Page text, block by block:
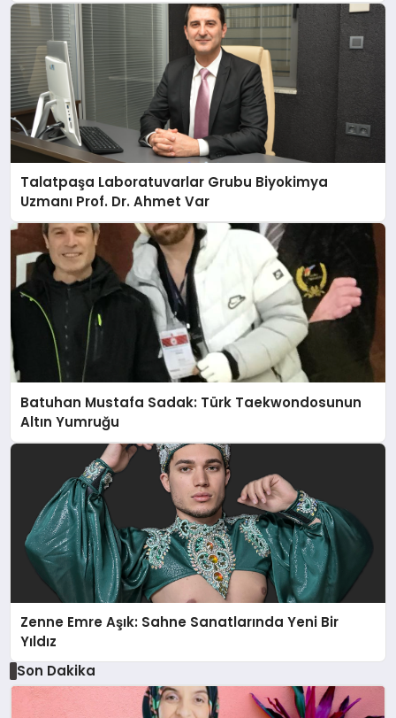
Talatpaşa Laboratuvarlar Grubu Biyokimya
Uzmanı Prof. Dr. Ahmet Var
Batuhan Mustafa Sadak: Türk Taekwondosunun
Altın Yumruğu
Zenne Emre Aşık: Sahne Sanatlarında Yeni Bir
Yıldız
Son Dakika